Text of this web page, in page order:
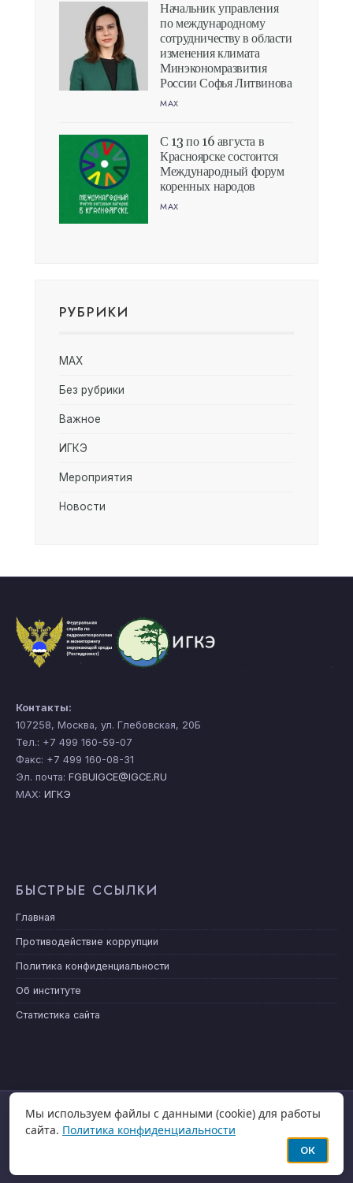
Начальник управления
по международному
сотрудничеству в области
изменения климата
Минэкономразвития
России Софья Литвинова
MAX
С 13 по 16 августа в
Красноярске состоится
Международный форум
коренных народов
MAX
РУБРИКИ
MAX
Без рубрики
Важное
ИГКЭ
Мероприятия
Новости
Контакты:
107258, Москва, ул. Глебовская, 20Б
Тел.: +7 499 160-59-07
Факс: +7 499 160-08-31
Эл. почта: FGBUIGCE@IGCE.RU
MAX: ИГКЭ
БЫСТРЫЕ ССЫЛКИ
Главная
Противодействие коррупции
Политика конфиденциальности
Об институте
Статистика сайта
ГЛАВНАЯ НОВОСТИ
Мы используем файлы с данными (cookie) для работы
сайта. Политика конфиденциальности
ОК